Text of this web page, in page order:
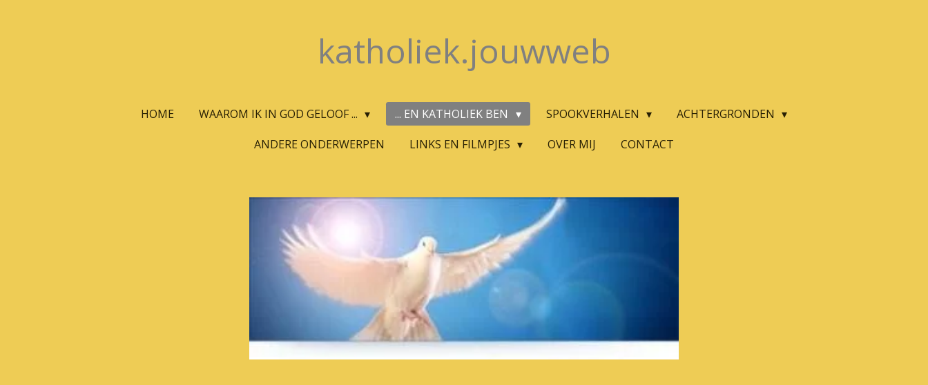
katholiek.jouwweb
HOME WAAROM IK IN GOD GELOOF ... ... EN KATHOLIEK BEN SPOOKVERHALEN
ACHTERGRONDEN
ANDERE ONDERWERPEN
LINKS EN FILMPJES OVER MIJ CONTACT